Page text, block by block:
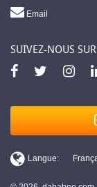
Email
SUIVEZ-NOUS SUR